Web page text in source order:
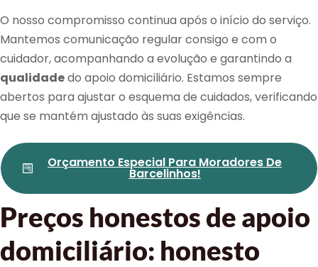
O nosso compromisso continua após o início do serviço.
Mantemos comunicação regular consigo e com o
cuidador, acompanhando a evolução e garantindo a
qualidadedo apoio domiciliário. Estamos sempre
abertos para ajustar o esquema de cuidados, verificando
que se mantém ajustado às suas exigências.
Orçamento Especial Para Moradores De
Barcelinhos!
Preços honestos de apoio
domiciliário: honesto